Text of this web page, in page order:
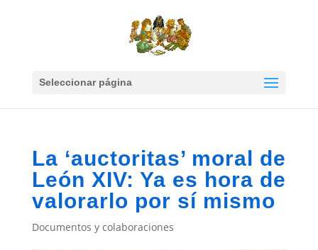
Seleccionar página
La ‘auctoritas’ moral de
León XIV: Ya es hora de
valorarlo por sí mismo
Documentos y colaboraciones